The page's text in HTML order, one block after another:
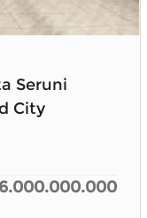
Seruni
City
6.000.000.000